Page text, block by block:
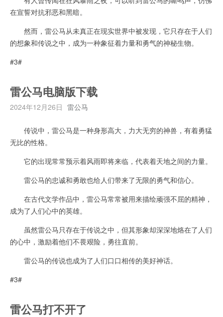
在宣誓对抗邪恶和黑暗。
然而，雷公马从未真正在现实世界中被发现，它只存在于人们
的想象和传说之中，成为一种象征着力量和勇气的神秘生物。
#3#
雷公马电脑版下载
2024年12月26日 雷公马
传说中，雷公马是一种身形高大，力大无穷的神兽，有着勇猛
无比的性格。
它的出现常常预示着风雨即将来临，代表着天地之间的力量。
雷公马的忠诚和勇敢也给人们带来了无限的勇气和信心。
在古代文学作品中，雷公马常常被用来描绘顽强不屈的精神，
成为了人们心中的英雄。
虽然雷公马只存在于传说之中，但其形象却深深地烙在了人们
的心中，激励着他们不畏艰险，勇往直前。
雷公马的传说也成为了人们口口相传的美好神话。
#3#
雷公马打不开了